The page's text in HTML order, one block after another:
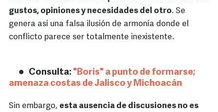
gustos, opiniones y necesidades del otro. Se
genera así una falsa ilusión de armonía donde el
conflicto parece ser totalmente inexistente.
Consulta: "Boris" a punto de formarse;
amenaza costas de Jalisco y Michoacán
Sin embargo, esta ausencia de discusiones no es